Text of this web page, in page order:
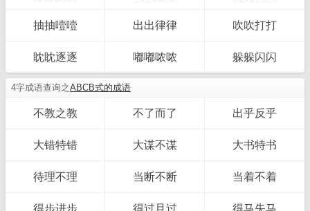
抽抽噎噎 出出律律 吹吹打打
眈眈逐逐 嘟嘟哝哝 躲躲闪闪
4字成语查询之ABCB式的成语
不教之教 不了而了 出乎反乎
大错特错 大谋不谋 大书特书
待理不理 当断不断 当着不着
得步进步 得过且过 得马失马